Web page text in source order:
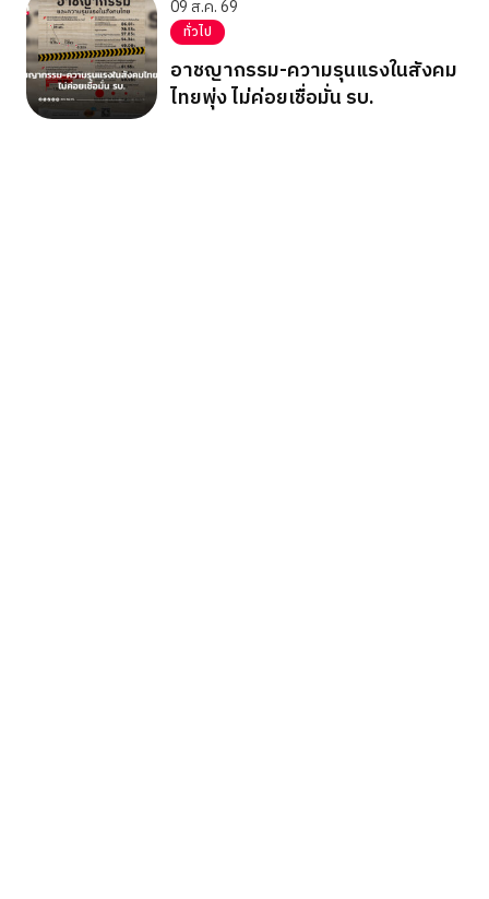
09 ส.ค. 69
ทั่วไป
อาชญากรรม-ความรุนแรงในสังคม
ไทยพุ่ง ไม่ค่อยเชื่อมั่น รบ.